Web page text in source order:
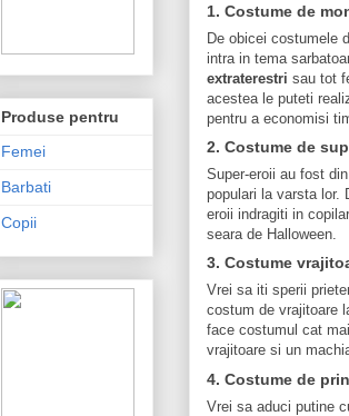
1. Costume de
De obicei costumele
intra in tema
extraterestri sau tot
acestea le puteti
pentru a economisi
2. Costume de
Super-eroii au fost
populari la varsta lor.
eroii indragiti in
seara de Halloween.
3. Costume
Vrei sa iti sperii
costum de vrajitoare
face costumul cat
vrajitoare si un
4. Costume de
Vrei sa aduci putine
Produse pentru
Femei
Barbati
Copii